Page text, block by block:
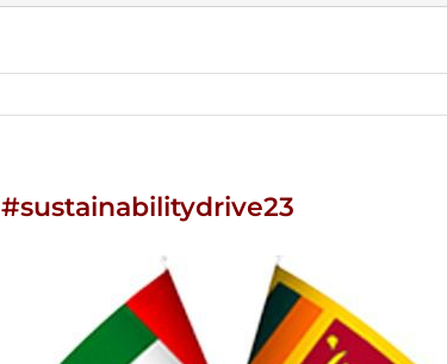
#sustainabilitydrive23